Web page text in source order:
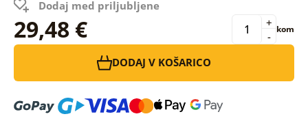
Dodaj med priljubljene
29,48 € -
+ kom
DODAJ V KOŠARICO